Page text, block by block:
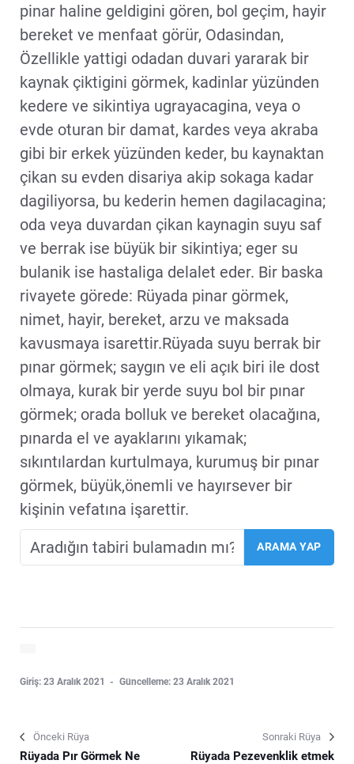
pinar haline geldigini gören, bol geçim, hayir
bereket ve menfaat görür, Odasindan,
Özellikle yattigi odadan duvari yararak bir
kaynak çiktigini görmek, kadinlar yüzünden
kedere ve sikintiya ugrayacagina, veya o
evde oturan bir damat, kardes veya akraba
gibi bir erkek yüzünden keder, bu kaynaktan
çikan su evden disariya akip sokaga kadar
dagiliyorsa, bu kederin hemen dagilacagina;
oda veya duvardan çikan kaynagin suyu saf
ve berrak ise büyük bir sikintiya; eger su
bulanik ise hastaliga delalet eder. Bir baska
rivayete görede: Rüyada pinar görmek,
nimet, hayir, bereket, arzu ve maksada
kavusmaya isarettir.Rüyada suyu berrak bir
pınar görmek; saygın ve eli açık biri ile dost
olmaya, kurak bir yerde suyu bol bir pınar
görmek; orada bolluk ve bereket olacağına,
pınarda el ve ayaklarını yıkamak;
sıkıntılardan kurtulmaya, kurumuş bir pınar
görmek, büyük,önemli ve hayırsever bir
kişinin vefatına işarettir.
Giriş: 23 Aralık 2021 Güncelleme: 23 Aralık 2021
Önceki Rüya
Rüyada Pır Görmek Ne
Sonraki Rüya
Rüyada Pezevenklik etmek